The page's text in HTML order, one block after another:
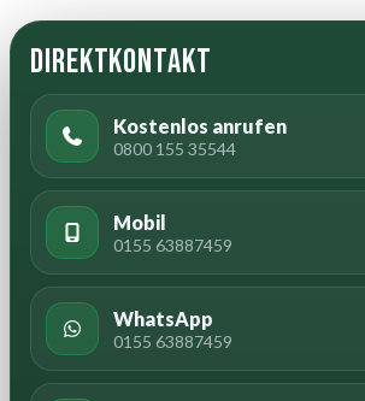
Direktkontakt
Kostenlos anrufen
0800 155 35544
Mobil
0155 63887459
WhatsApp
0155 63887459